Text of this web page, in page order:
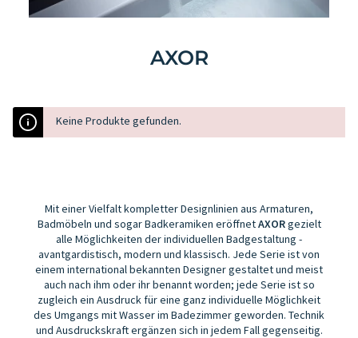
AXOR
Keine Produkte gefunden.
Mit einer Vielfalt kompletter Designlinien aus Armaturen,
Badmöbeln und sogar Badkeramiken eröffnetAXORgezielt
alle Möglichkeiten der individuellen Badgestaltung -
avantgardistisch, modern und klassisch. Jede Serie ist von
einem international bekannten Designer gestaltet und meist
auch nach ihm oder ihr benannt worden; jede Serie ist so
zugleich ein Ausdruck für eine ganz individuelle Möglichkeit
des Umgangs mit Wasser im Badezimmer geworden. Technik
und Ausdruckskraft ergänzen sich in jedem Fall gegenseitig.